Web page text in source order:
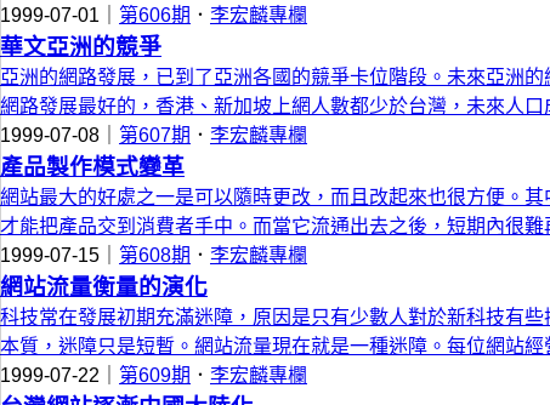
1999-07-01｜ 第606期 ． 李宏麟專欄
華文亞洲的競爭
亞洲的網路發展，已到了亞洲各國的競爭卡位階段。未來亞洲
網路發展最好的，香港、新加坡上網人數都少於台灣，未來人
1999-07-08｜ 第607期 ． 李宏麟專欄
產品製作模式變革
網站最大的好處之一是可以隨時更改，而且改起來也很方便。
才能把產品交到消費者手中。而當它流通出去之後，短期內很
1999-07-15｜ 第608期 ． 李宏麟專欄
網站流量衡量的演化
科技常在發展初期充滿迷障，原因是只有少數人對於新科技有
本質，迷障只是短暫。網站流量現在就是一種迷障。每位網站
1999-07-22｜ 第609期 ． 李宏麟專欄